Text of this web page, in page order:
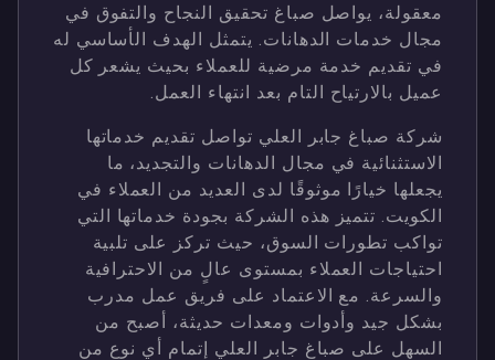
معقولة، يواصل صباغ تحقيق النجاح والتفوق في
مجال خدمات الدهانات. يتمثل الهدف الأساسي له
في تقديم خدمة مرضية للعملاء بحيث يشعر كل
عميل بالارتياح التام بعد انتهاء العمل.
شركة صباغ جابر العلي تواصل تقديم خدماتها
الاستثنائية في مجال الدهانات والتجديد، ما
يجعلها خيارًا موثوقًا لدى العديد من العملاء في
الكويت. تتميز هذه الشركة بجودة خدماتها التي
تواكب تطورات السوق، حيث تركز على تلبية
احتياجات العملاء بمستوى عالٍ من الاحترافية
والسرعة. مع الاعتماد على فريق عمل مدرب
بشكل جيد وأدوات ومعدات حديثة، أصبح من
السهل على صباغ جابر العلي إتمام أي نوع من